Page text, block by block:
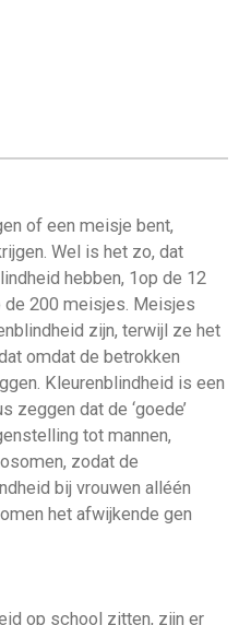
of een meisje bent,
Wel is het zo, dat
hebben, 1op de 12
de 200 meisjes. Meisjes
zijn, terwijl ze het
omdat de betrokken
Kleurenblindheid is een
zeggen dat de ‘goede’
tot mannen,
zodat de
bij vrouwen alléén
het afwijkende gen
op school zitten, zijn er